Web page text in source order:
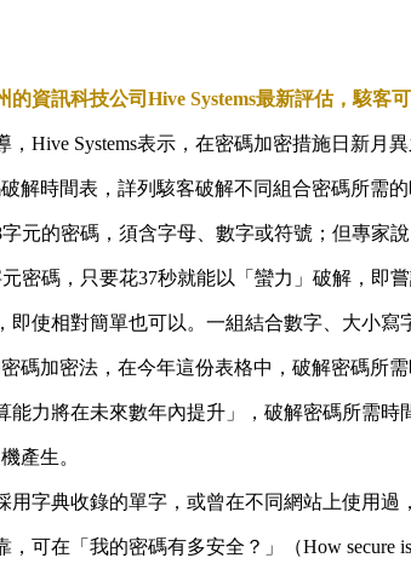
資訊科技公司Hive Systems最新評估，駭客
，Hive Systems表示，在密碼加密措施日新
破解時間表，詳列駭客破解不同組合密碼所需
元的密碼，須含字母、數字或符號；但專家
密碼，只要花37秒就能以「蠻力」破解，即
即使相對簡單也可以。一組結合數字、大小
碼加密法，在今年這份表格中，破解密碼所需
能力將在未來數年內提升」，破解密碼所需時
產生。
用字典收錄的單字，或曾在不同網站上使用過
可在「我的密碼有多安全？」（How secure